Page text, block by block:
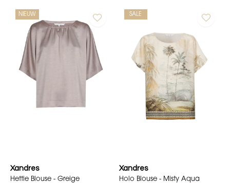
NIEUW
Xandres
Hettie Blouse - Greige
SALE
Xandres
Holo Blouse - Misty Aqua